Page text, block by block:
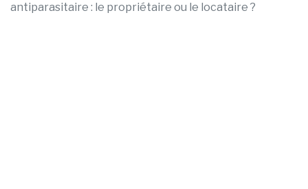
antiparasitaire : le propriétaire ou le locataire ?